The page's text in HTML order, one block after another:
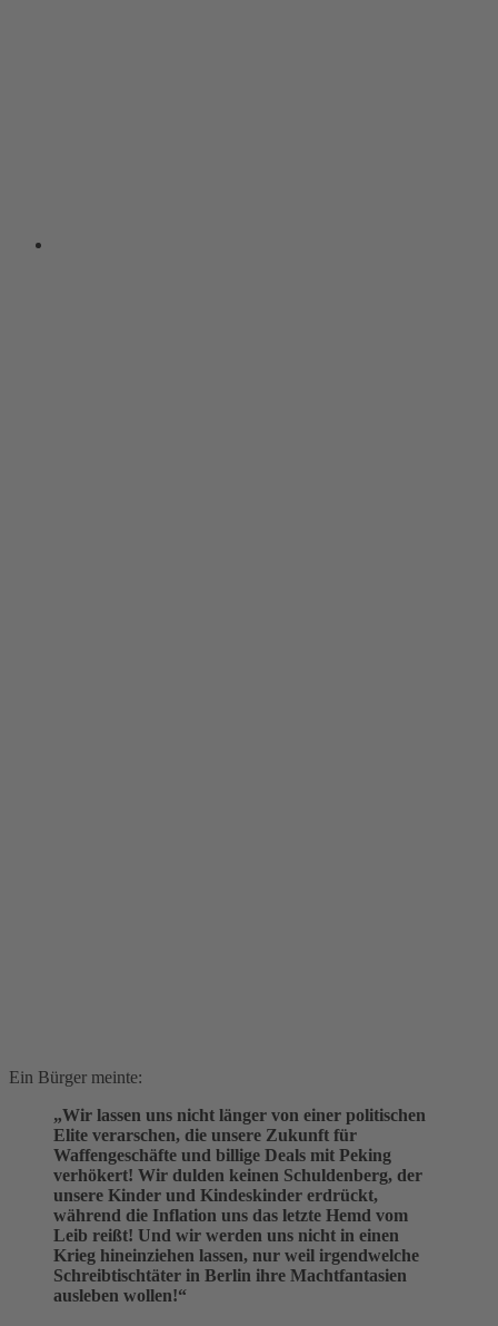
Ein Bürger meinte:
„Wir lassen uns nicht länger von einer politischen
Elite verarschen, die unsere Zukunft für
Waffengeschäfte und billige Deals mit Peking
verhökert! Wir dulden keinen Schuldenberg, der
unsere Kinder und Kindeskinder erdrückt,
während die Inflation uns das letzte Hemd vom
Leib reißt! Und wir werden uns nicht in einen
Krieg hineinziehen lassen, nur weil irgendwelche
Schreibtischtäter in Berlin ihre Machtfantasien
ausleben wollen!“